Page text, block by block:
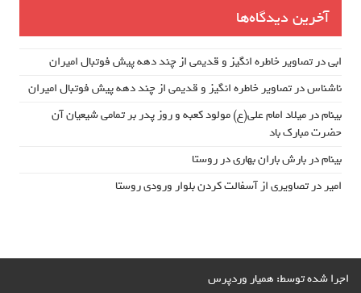
آخرین دیدگاه‌ها
ابیدرتصاویر خاطره انگیز و قدیمی از چند دهه پیش فوتبال امیران
ناشناسدرتصاویر خاطره انگیز و قدیمی از چند دهه پیش فوتبال امیران
بینامدرمیلاد امام علی(ع) مولود کعبه و روز پدر بر تمامی شیعیان آن
حضرت مبارک باد
بینامدربارش باران بهاری در روستا
امیردرتصاویری از آسفالت کردن بلوار ورودی روستا
اجرا شده توسط: همیار وردپرس